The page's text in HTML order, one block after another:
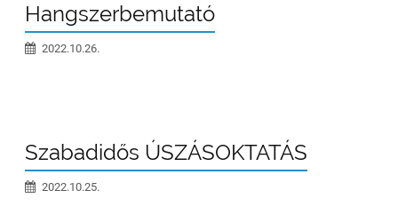
Hangszerbemutató
2022.10.26.
Szabadidős ÚSZÁSOKTATÁS
2022.10.25.